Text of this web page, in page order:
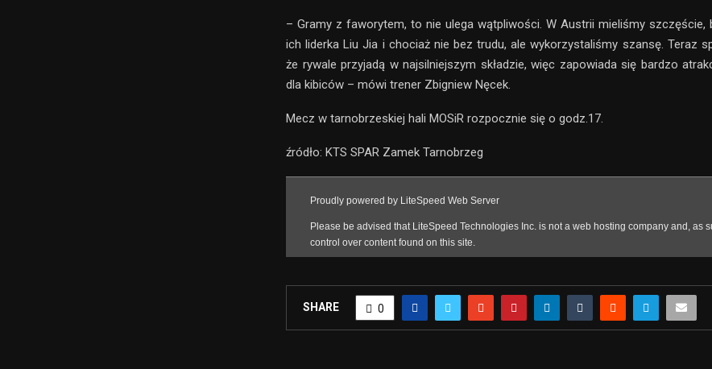
– Gramy z faworytem, to nie ulega wątpliwości. W Austrii mieliśmy szczęście,
ich liderka Liu Jia i chociaż nie bez trudu, ale wykorzystaliśmy szansę. Teraz
że rywale przyjadą w najsilniejszym składzie, więc zapowiada się bardzo
dla kibiców – mówi trener Zbigniew Nęcek.
Mecz w tarnobrzeskiej hali MOSiR rozpocznie się o godz.17.
źródło: KTS SPAR Zamek Tarnobrzeg
SHARE 0